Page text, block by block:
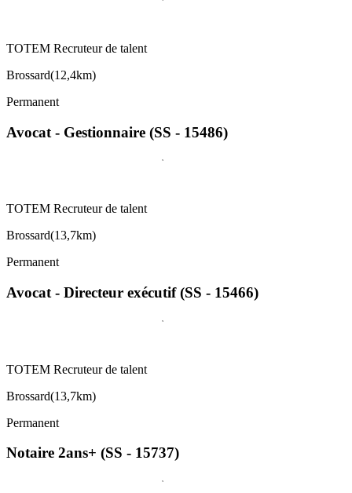
TOTEM Recruteur de talent
Brossard(12,4km)
Permanent
Avocat - Gestionnaire (SS - 15486)
TOTEM Recruteur de talent
Brossard(13,7km)
Permanent
Avocat - Directeur exécutif (SS - 15466)
TOTEM Recruteur de talent
Brossard(13,7km)
Permanent
Notaire 2ans+ (SS - 15737)